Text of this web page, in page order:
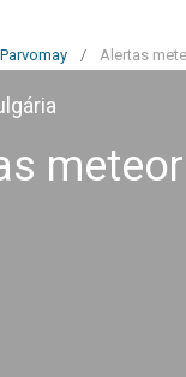
/ Alertas